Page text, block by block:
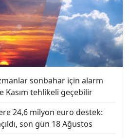
sonbahar için alarm
Kasım tehlikeli geçebilir
24,6 milyon euro destek:
son gün 18 Ağustos